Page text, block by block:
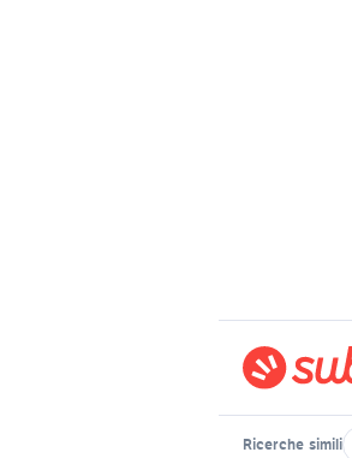
Ricerche simili